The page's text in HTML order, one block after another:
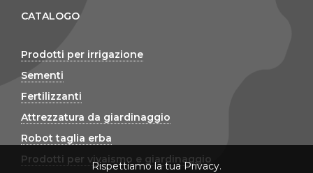
CATALOGO
Prodotti per irrigazione
Sementi
Fertilizzanti
Attrezzatura da giardinaggio
Robot taglia erba
Prodotti per vivaismo e giardinaggio
Rispettiamo la tua Privacy.